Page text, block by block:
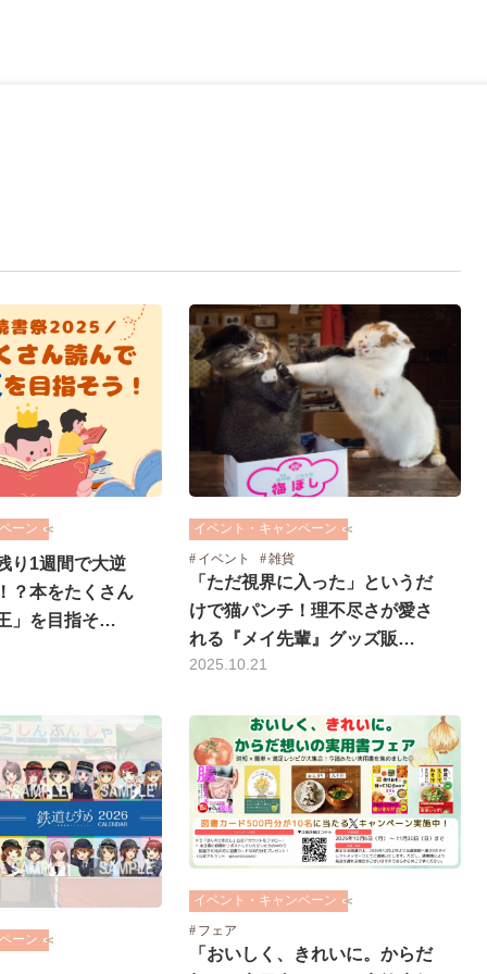
ーン
り1週間で大逆
？本をたくさん
」を目指そ…
イベント・キャンペーン
イベント
雑貨
「ただ視界に入った」というだ
けで猫パンチ！理不尽さが愛さ
れる『メイ先輩』グッズ販…
2025.10.21
ーン
イベント・キャンペーン
フェア
「おいしく、きれいに。からだ